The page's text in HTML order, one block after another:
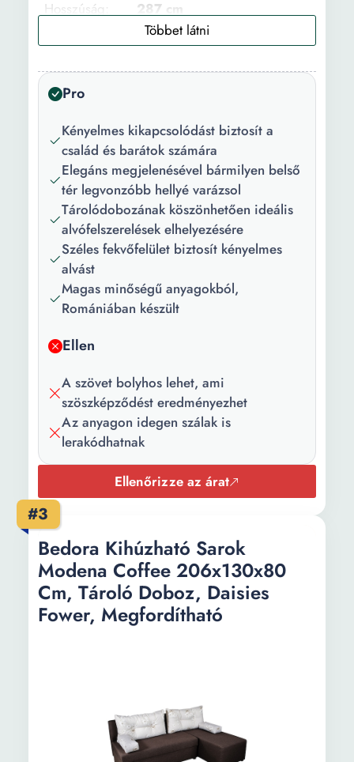
Hosszúság:
287 cm
Szélesség:
169 cm
Szín:
Barna
Helyek száma:
Főbb
jellemzők:
Ágyneműtartó
Használat:
Nappali
Kárpít anyag:
Poliészter
Maximális
támogatott
súly:
100 kg
Ülés
szerkezete:
Üléshossz:
241 cm
Ülésszélesség: 78 cm
szint:
Közepes
Karok anyaga:
Karok
magassága:
66 cm
Karok száma:
2 kar
Tárolási helyek 1
Pro
Kényelmes kikapcsolódást biztosít a
család és barátok számára
Elegáns megjelenésével bármilyen belső
tér legvonzóbb hellyé varázsol
Tárolódobozának köszönhetően ideális
alvófelszerelések elhelyezésére
Széles fekvőfelület biztosít kényelmes
alvást
Magas minőségű anyagokból,
Romániában készült
Ellen
A szövet bolyhos lehet, ami
szöszképződést eredményezhet
Az anyagon idegen szálak is
lerakódhatnak
Ellenőrizze az árat
#3
Bedora Kihúzható Sarok
Modena Coffee 206x130x80
Cm, Tároló Doboz, Daisies
Fower, Megfordítható